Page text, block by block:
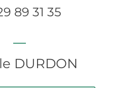
89 31 35
DURDON